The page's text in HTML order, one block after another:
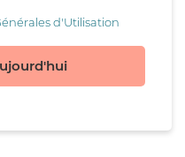
d'Utilisation